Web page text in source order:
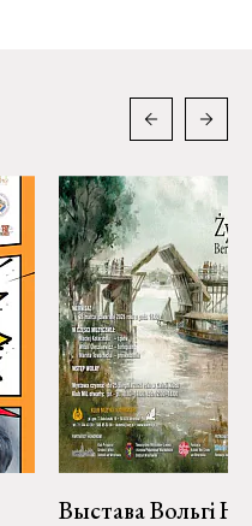
Выстава Вольгі